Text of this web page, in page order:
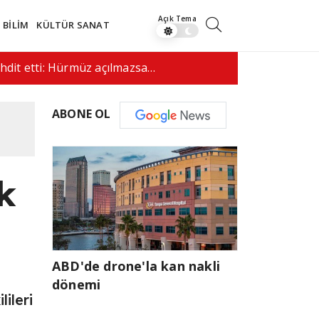
BİLİM KÜLTÜR SANAT
umutlarıyla…
ABONE OL
ABD'de drone'la kan nakli
dönemi